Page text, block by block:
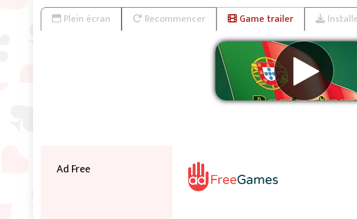
Plein écran Recommencer Game trailer
Ad Free